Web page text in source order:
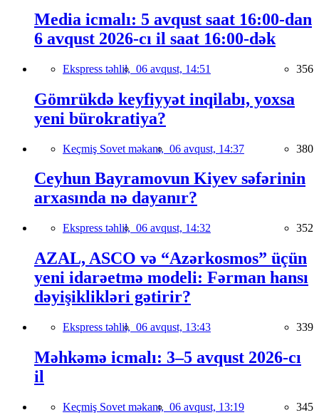
Media icmalı: 5 avqust saat 16:00-dan
6 avqust 2026-cı il saat 16:00-dək
Ekspress təhlil, 06 avqust, 14:51 356
Gömrükdə keyfiyyət inqilabı, yoxsa
yeni bürokratiya?
Keçmiş Sovet məkanı, 06 avqust, 14:37 380
Ceyhun Bayramovun Kiyev səfərinin
arxasında nə dayanır?
Ekspress təhlil, 06 avqust, 14:32 352
AZAL, ASCO və “Azərkosmos” üçün
yeni idarəetmə modeli: Fərman hansı
dəyişiklikləri gətirir?
Ekspress təhlil, 06 avqust, 13:43 339
Məhkəmə icmalı: 3–5 avqust 2026-cı
il
Keçmiş Sovet məkanı, 06 avqust, 13:19 345